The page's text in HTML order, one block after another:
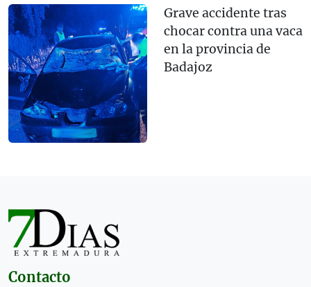
Grave accidente tras
chocar contra una vaca
en la provincia de
Badajoz
Contacto